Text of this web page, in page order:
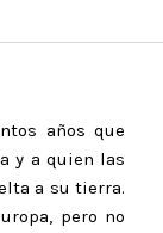
años que
y a quien las
a su tierra.
pero no